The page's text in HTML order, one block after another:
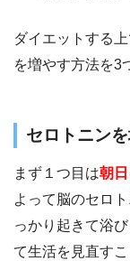
ダイエットする
を増やす方法を3
セロトニン
まず１つ目は朝
よって脳のセロ
っかり起きて浴
て生活を見直すこ